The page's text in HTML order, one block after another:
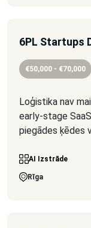
6PL Startups
€50,000 - €70,000
Loģistika nav
early-stage
piegādes ķēdes
AI Izstrāde
Rīga